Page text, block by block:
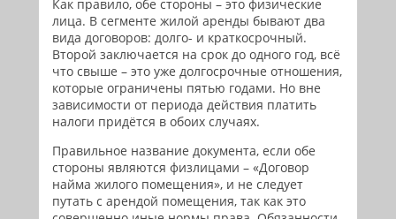
Как правило, обе стороны – это физические
лица. В сегменте жилой аренды бывают два
вида договоров: долго- и краткосрочный.
Второй заключается на срок до одного год, всё
что свыше – это уже долгосрочные отношения,
которые ограничены пятью годами. Но вне
зависимости от периода действия платить
налоги придётся в обоих случаях.
Правильное название документа, если обе
стороны являются физлицами – «Договор
найма жилого помещения», и не следует
путать с арендой помещения, так как это